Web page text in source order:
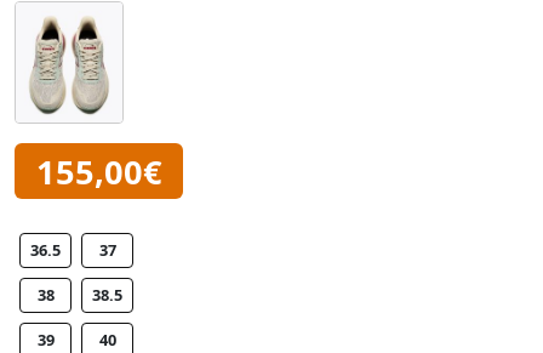
155,00€
36.5 37
38 38.5
39 40